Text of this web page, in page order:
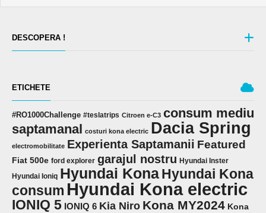
DESCOPERA !
ETICHETE
#RO1000Challenge #teslatrips Citroen e-C3 consum mediu
saptamanal costuri kona electric Dacia Spring
electromobilitate Experienta Saptamanii Featured
Fiat 500e ford explorer garajul nostru Hyundai Inster
Hyundai Ioniq Hyundai KonaHyundai Kona
consum Hyundai Kona electric
IONIQ 5 IONIQ 6 Kia Niro Kona MY2024 Kona